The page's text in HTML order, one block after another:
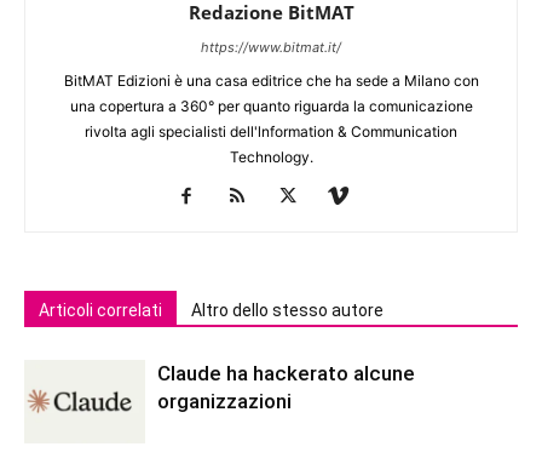
Redazione BitMAT
https://www.bitmat.it/
BitMAT Edizioni è una casa editrice che ha sede a Milano con
una copertura a 360° per quanto riguarda la comunicazione
rivolta agli specialisti dell'lnformation & Communication
Technology.
Articoli correlati Altro dello stesso autore
Claude ha hackerato alcune
organizzazioni